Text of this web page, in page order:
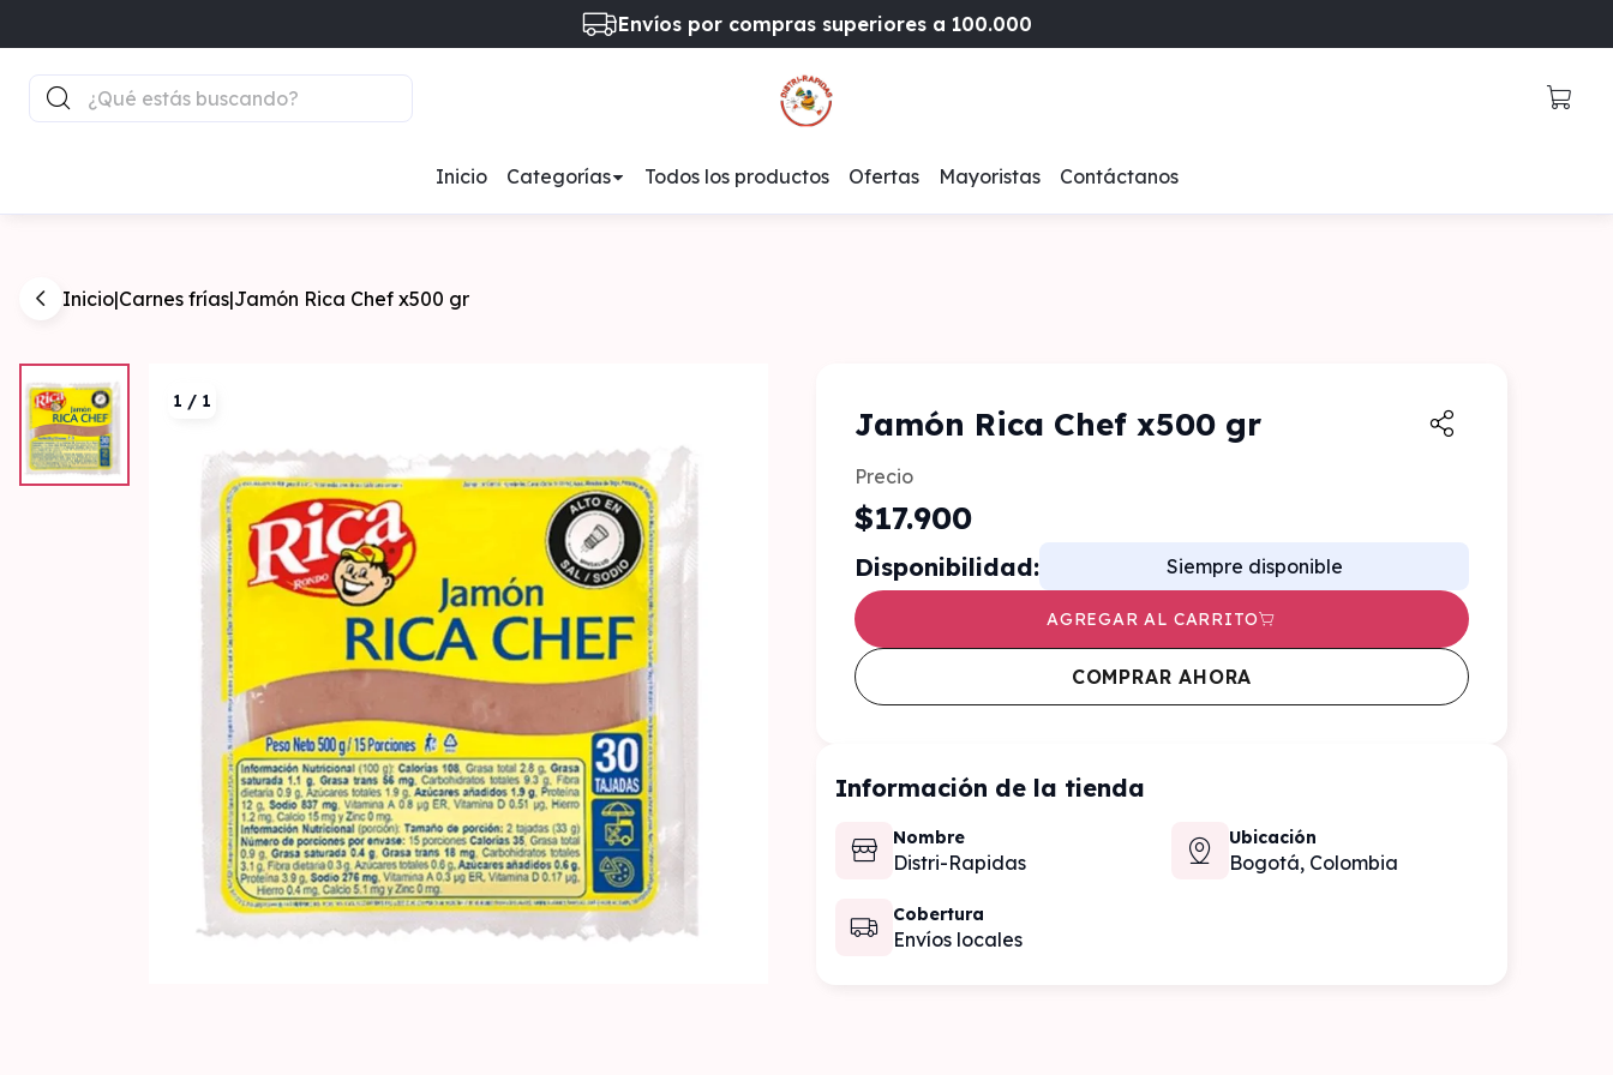
Envíos por compras superiores a 100.000
Inicio Categorías Todos los productos Ofertas Mayoristas Contáctanos
Inicio|Carnes frías|Jamón Rica Chef x500 gr
1 / 1
Jamón Rica Chef x500 gr
Precio
$17.900
Disponibilidad: Siempre disponible
AGREGAR AL CARRITO
COMPRAR AHORA
Información de la tienda
Nombre
Distri-Rapidas
Ubicación
Bogotá, Colombia
Cobertura
Envíos locales